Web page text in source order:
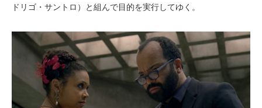
ドリゴ・サントロ）と組んで目的を実行してゆく。